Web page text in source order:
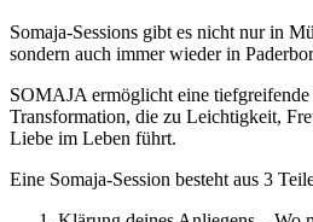
Somaja-Sessions gibt es nicht nur in
sondern auch immer wieder in
SOMAJA ermöglicht eine
Transformation, die zu Leichtigkeit,
Liebe im Leben führt.
Eine Somaja-Session besteht aus 3